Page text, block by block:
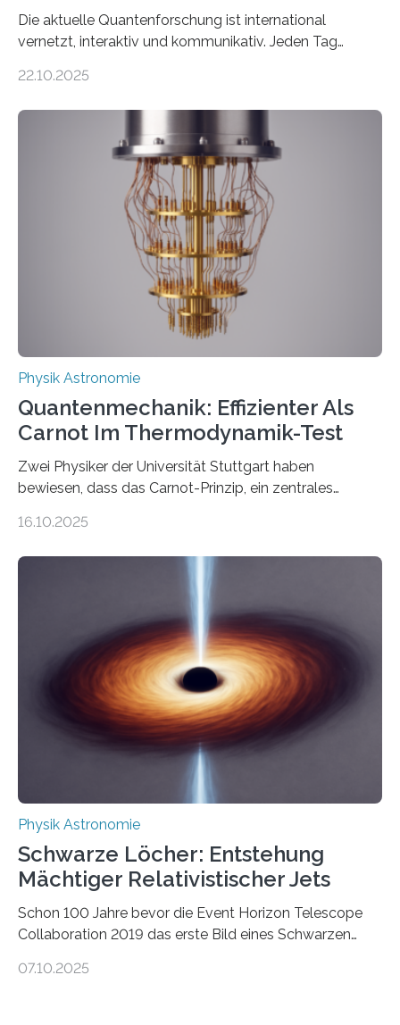
Die aktuelle Quantenforschung ist international
vernetzt, interaktiv und kommunikativ. Jeden Tag
oft von Autor*innen, die eng zusammenarbeiten. Neue
werden schnell weiterentwickelt. Dies ist der Alltag in
der Forschung der Quantentheorie, die dieses Jahr 100
Jahre alt geworden ist, weshalb die UNESCO 2025 zum
Internationalen Jahr der Quantenwissenschaft und -
technologie ausgerufen hat. Doch nun hat eine
internationale Forschungsgruppe um den
22.10.2025
Physik Astronomie
Quantenmechanik: Effizienter Als
Carnot Im Thermodynamik-Test
Zwei Physiker der Universität Stuttgart haben
bewiesen, dass das Carnot-Prinzip, ein zentrales
Größenordnung von Atomen gilt, deren physikalische
Quantenmotoren voranbringen. Das
Wissenschaftsjournal Science Advances veröffentlichte
die Herleitung. (DOI: 10.1126/sciadv.adw8462)
Verbrennungsmotoren oder Dampfturbinen sind
Wärmekraftmaschinen: Sie wandeln thermische
Energie in mechanische Bewegung um – oder anders
ausgedrückt, Wärme in Bewegung. In
quantenmechanischen Experimenten ist es in den…
16.10.2025
Physik Astronomie
Schwarze Löcher: Entstehung
Mächtiger Relativistischer Jets
Schon 100 Jahre bevor die Event Horizon Telescope
Collaboration 2019 das erste Bild eines Schwarzen
hatte der Astronom Heber Curtis einen seltsamen
07.10.2025